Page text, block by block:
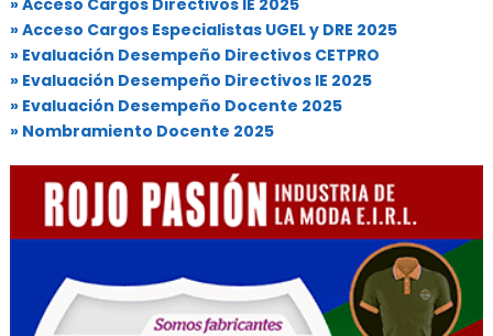
» Acceso Cargos Especialistas UGEL y DRE 2025
» Evaluación Desempeño Directivos CETPRO
» Evaluación Desempeño Directivos IE 2025
» Evaluación Desempeño Docente 2025
» Nombramiento Docente 2025